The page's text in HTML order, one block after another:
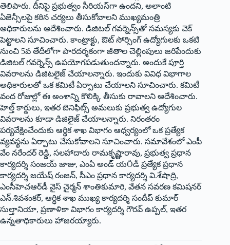
తెలిపారు. దీనిపై ప్రభుత్వం సీరియస్‌గా ఉందని, అలాంటి
ఏజెన్సీలపై కఠిన చర్యలు తీసుకోవాలని ముఖ్యమంత్రి
అధికారులను ఆదేశించారు. డిజిటల్ గవర్నెన్స్‌తో సమస్యకు చెక్
పెట్టాలని సూచించారు. కాంట్రాక్టు, ఔట్ సోర్సింగ్ ఉద్యోగులకు ఒకటి
నుంచి 5వ తేదీలోగా పారదర్శకంగా జీతాల చెల్లింపులు జరిపేందుకు
డిజిటల్ గవర్నెన్స్ ఉపయోగపడుతుందన్నారు. అందుకే పూర్తి
వివరాలను డిజిటలైజ్ చేయాలన్నారు. ఇందుకు వివిధ విభాగాల
అధికారులతో ఒక కమిటీ ఏర్పాటు చేయాలని సూచించారు. కమిటీ
వంద రోజుల్లో ఈ అంశాన్ని కొలిక్కి తీసుకు రావాలని ఆదేశించారు.
హెల్త్ కార్డులు, ఇతర బెనిఫిట్స్ అమలుకు ప్రభుత్వ ఉద్యోగుల
వివరాలను కూడా డిజిలైజ్ చేయాలన్నారు. నిరంతరం
పర్యవేక్షించేందుకు ఆర్థిక శాఖ విభాగం ఆధ్వర్యంలో ఒక ప్రత్యేక
వ్యవస్థను ఏర్పాటు చేసుకోవాలని సూచించారు. సమావేశంలో ఎంపీ
వేం నరేందర్ రెడ్డి, సలహాదారు రామకృష్ణారావు, ప్రభుత్వ ప్రధాన
కార్యదర్శి సంజయ్ జాజు, ఎంఏ అండ్ యÖడీ ప్రత్యేక ప్రధాన
కార్యదర్శి జయేష్ రంజన్, సీఎం ప్రధాన కార్యదర్శి వి.శేషాద్రి,
ఎంసీహెచఆర్‌డీ వైస్ చైర్మన్ శాంతికుమారి, వేతన సవరణ కమిషనర్
ఎన్.శివశంకర్, ఆర్ధిక శాఖ ముఖ్య కార్యదర్శి సందీప్ కుమార్
సుల్తానియా, ప్రణాళికా విభాగం కార్యదర్శి గౌరవ్ ఉప్పల్, ఇతర
ఉన్నతాధికారులు హాజరయ్యారు.